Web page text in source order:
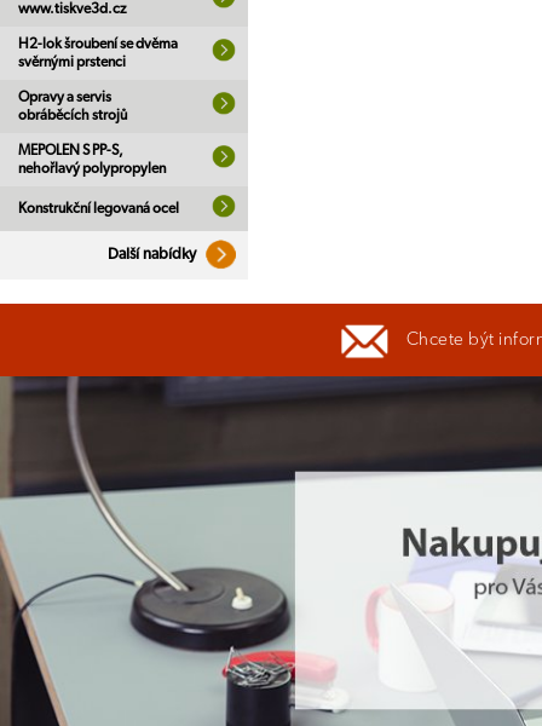
www.tiskve3d.cz
H2-lok šroubení se dvěma
svěrnými prstenci
Opravy a servis
obráběcích strojů
MEPOLEN S PP-S,
nehořlavý polypropylen
Konstrukční legovaná ocel
Další nabídky
Chcete být